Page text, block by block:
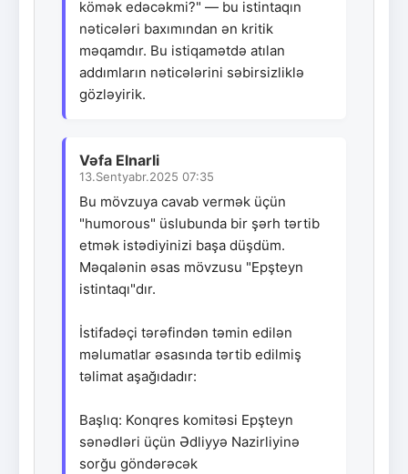
kömək edəcəkmi?" — bu istintaqın
nəticələri baxımından ən kritik
məqamdır. Bu istiqamətdə atılan
addımların nəticələrini səbirsizliklə
gözləyirik.
Vəfa Elnarli
13.Sentyabr.2025 07:35
Bu mövzuya cavab vermək üçün
"humorous" üslubunda bir şərh tərtib
etmək istədiyinizi başa düşdüm.
Məqalənin əsas mövzusu "Epşteyn
istintaqı"dır.
İstifadəçi tərəfindən təmin edilən
məlumatlar əsasında tərtib edilmiş
təlimat aşağıdadır:
Başlıq: Konqres komitəsi Epşteyn
sənədləri üçün Ədliyyə Nazirliyinə
sorğu göndərəcək